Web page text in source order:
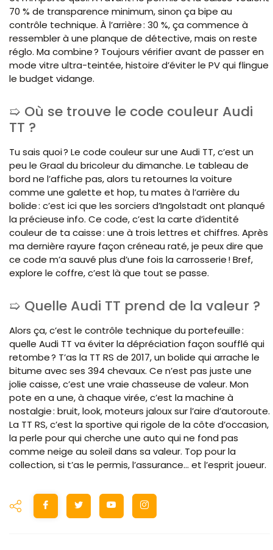
70 % de transparence minimum, sinon ça bipe au
contrôle technique. À l’arrière : 30 %, ça commence à
ressembler à une planque de détective, mais on reste
réglo. Ma combine ? Toujours vérifier avant de passer en
mode vitre ultra-teintée, histoire d’éviter le PV qui flingue
le budget vidange.
Où se trouve le code couleur Audi
TT ?
Tu sais quoi ? Le code couleur sur une Audi TT, c’est un
peu le Graal du bricoleur du dimanche. Le tableau de
bord ne l’affiche pas, alors tu retournes la voiture
comme une galette et hop, tu mates à l’arrière du
bolide : c’est ici que les sorciers d’Ingolstadt ont planqué
la précieuse info. Ce code, c’est la carte d’identité
couleur de ta caisse : une à trois lettres et chiffres. Après
ma dernière rayure façon créneau raté, je peux dire que
ce code m’a sauvé plus d’une fois la carrosserie ! Bref,
explore le coffre, c’est là que tout se passe.
Quelle Audi TT prend de la valeur ?
Alors ça, c’est le contrôle technique du portefeuille :
quelle Audi TT va éviter la dépréciation façon soufflé qui
retombe ? T’as la TT RS de 2017, un bolide qui arrache le
bitume avec ses 394 chevaux. Ce n’est pas juste une
jolie caisse, c’est une vraie chasseuse de valeur. Mon
pote en a une, à chaque virée, c’est la machine à
nostalgie : bruit, look, moteurs jaloux sur l’aire d’autoroute.
La TT RS, c’est la sportive qui rigole de la côte d’occasion,
la perle pour qui cherche une auto qui ne fond pas
comme neige au soleil dans sa valeur. Top pour la
collection, si t’as le permis, l’assurance… et l’esprit joueur.